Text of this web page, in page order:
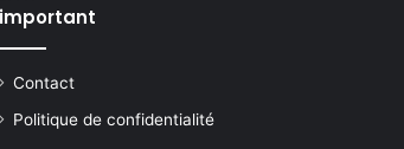
important
Contact
Politique de confidentialité